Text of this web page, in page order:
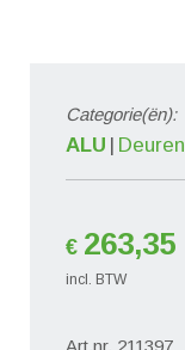
Categorie(ën):
ALU Deuren
€ 263,35
incl. BTW